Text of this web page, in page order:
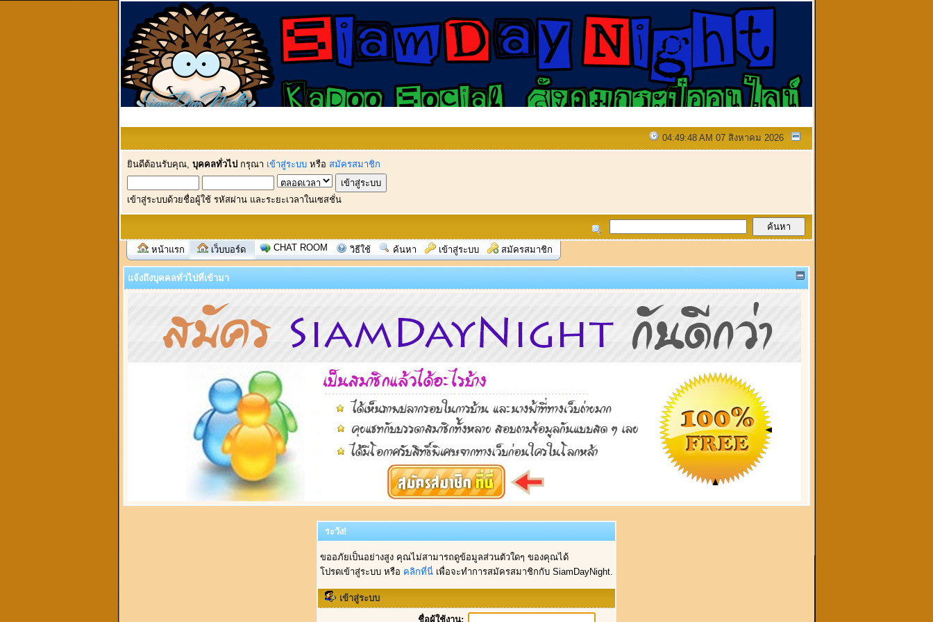
04:49:48 AM 07 สิงหาคม 2026
ยินดีต้อนรับคุณ, บุคคลทั่วไป กรุณา เข้าสู่ระบบ หรือ สมัครสมาชิก
เข้าสู่ระบบด้วยชื่อผู้ใช้ รหัสผ่าน และระยะเวลาในเซสชั่น
หน้าแรก เว็บบอร์ด CHAT ROOM วิธีใช้ ค้นหา เข้าสู่ระบบ สมัครสมาชิก
แจ้งถึงบุคคลทั่วไปที่เข้ามา
ระวัง!
ขออภัยเป็นอย่างสูง คุณไม่สามารถดูข้อมูลส่วนตัวใดๆ ของคุณได้
โปรดเข้าสู่ระบบ หรือ คลิกที่นี่ เพื่อจะทำการสมัครสมาชิกกับ SiamDayNight.
เข้าสู่ระบบ
ชื่อผู้ใช้งาน: